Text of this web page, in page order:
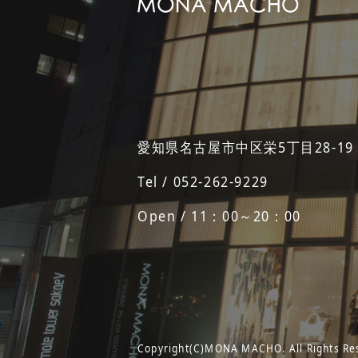
愛知県名古屋市中区栄5丁目28-
Tel / 052-262-9229
Open / 11：00～20：00
Copyright(C)MONA MACHO. All Rights